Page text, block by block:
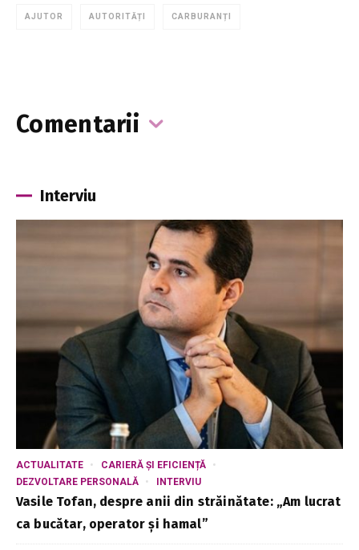
AJUTOR AUTORITĂȚI CARBURANȚI
Comentarii
Interviu
ACTUALITATE
CARIERĂ ȘI EFICIENȚĂ
DEZVOLTARE PERSONALĂ
INTERVIU
Vasile Tofan, despre anii din străinătate: „Am lucrat
ca bucătar, operator și hamal”